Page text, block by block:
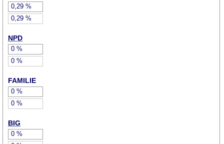
0,29 %
0,29 %
NPD
0 %
0 %
FAMILIE
0 %
0 %
BIG
0 %